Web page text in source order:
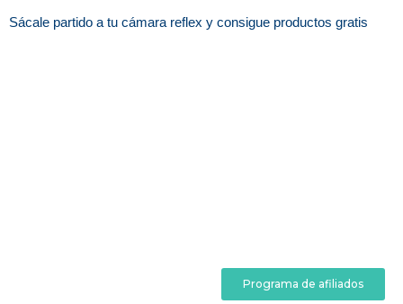
Sácale partido a tu cámara reflex y consigue productos gratis
Programa de afiliados